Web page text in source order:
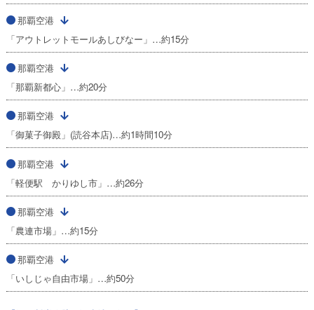
那覇空港
「アウトレットモールあしびなー」…約15分
那覇空港
「那覇新都心」…約20分
那覇空港
「御菓子御殿」(読谷本店)…約1時間10分
那覇空港
「軽便駅 かりゆし市」…約26分
那覇空港
「農連市場」…約15分
那覇空港
「いしじゃ自由市場」…約50分